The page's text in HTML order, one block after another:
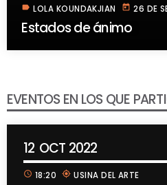
label LOLA KOUNDAKJIAN today 26 DE
Estados de ánimo
EVENTOS EN LOS QUE
12 OCT 2022
schedule 18:20 my_location USINA DEL ARTE